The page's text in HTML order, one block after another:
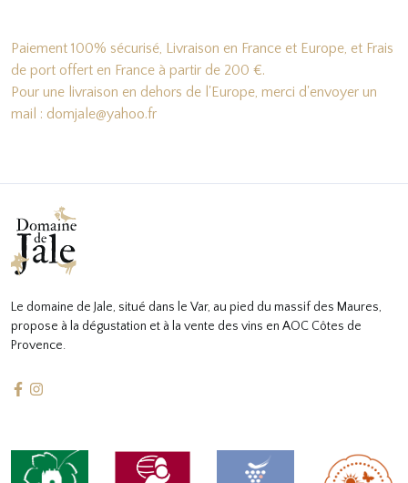
Paiement 100% sécurisé, Livraison en France et Europe, et Frais
de port offert en France à partir de 200 €.
Pour une livraison en dehors de l'Europe, merci d'envoyer un
mail : domjale@yahoo.fr
Le domaine de Jale, situé dans le Var, au pied du massif des Maures,
propose à la dégustation et à la vente des vins en AOC Côtes de
Provence.